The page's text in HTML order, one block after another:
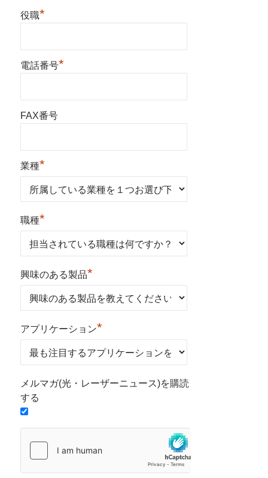
役職*
電話番号*
FAX番号
業種*
職種*
興味のある製品*
アプリケーション*
メルマガ(光・レーザーニュース)を購読
する